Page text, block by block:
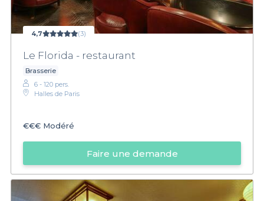
4,7 (3)
Le Florida - restaurant
Brasserie
6 - 120 pers.
Halles de Paris
€€€ Modéré
Faire une demande